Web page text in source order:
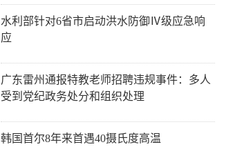
水利部针对6省市启动洪水防御Ⅳ级应急响
应
广东雷州通报特教老师招聘违规事件：多人
受到党纪政务处分和组织处理
韩国首尔8年来首遇40摄氏度高温